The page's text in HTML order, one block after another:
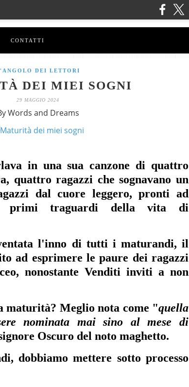
CONTATTI
DEI LETTORI
DEI MIEI SOGNI
29 MAGGIO 2024
Words and Dreams
in una sua canzone di quattro
quattro ragazzi che sognavano un
dal cuore leggero, pronti ad
primi traguardi della vita di
l'inno di tutti i maturandi, il
ad esprimere le paure dei ragazzi
nonostante Venditi inviti a non
maturità? Meglio nota come "quella
nominata mai sino al mese di
Oscuro del noto maghetto.
dobbiamo mettere sotto processo